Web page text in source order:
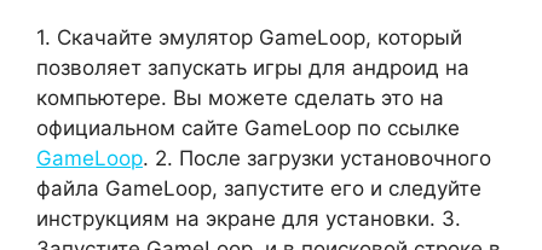
1. Скачайте эмулятор GameLoop, который
позволяет запускать игры для андроид на
компьютере. Вы можете сделать это на
официальном сайте GameLoop по ссылке
GameLoop. 2. После загрузки установочного
файла GameLoop, запустите его и следуйте
инструкциям на экране для установки. 3.